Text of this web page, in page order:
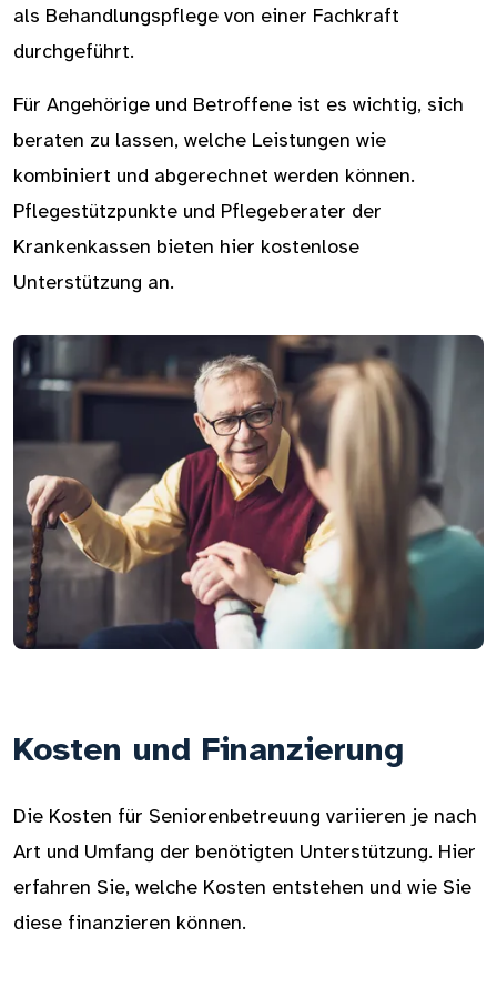
als Behandlungspflege von einer Fachkraft
durchgeführt.
Für Angehörige und Betroffene ist es wichtig, sich
beraten zu lassen, welche Leistungen wie
kombiniert und abgerechnet werden können.
Pflegestützpunkte und Pflegeberater der
Krankenkassen bieten hier kostenlose
Unterstützung an.
Kosten und Finanzierung
Die Kosten für Seniorenbetreuung variieren je nach
Art und Umfang der benötigten Unterstützung. Hier
erfahren Sie, welche Kosten entstehen und wie Sie
diese finanzieren können.